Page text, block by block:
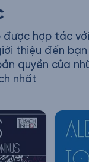
được hợp tác
thiệu đến
quyền của
nhất